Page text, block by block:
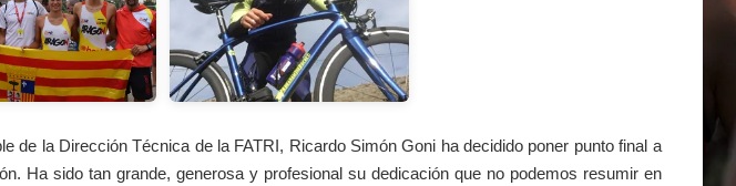
de la Dirección Técnica de la FATRI, Ricardo Simón Goni ha decidido poner punto final a
Ha sido tan grande, generosa y profesional su dedicación que no podemos resumir en